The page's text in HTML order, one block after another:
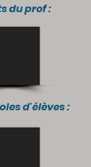
du prof :
d'élèves :